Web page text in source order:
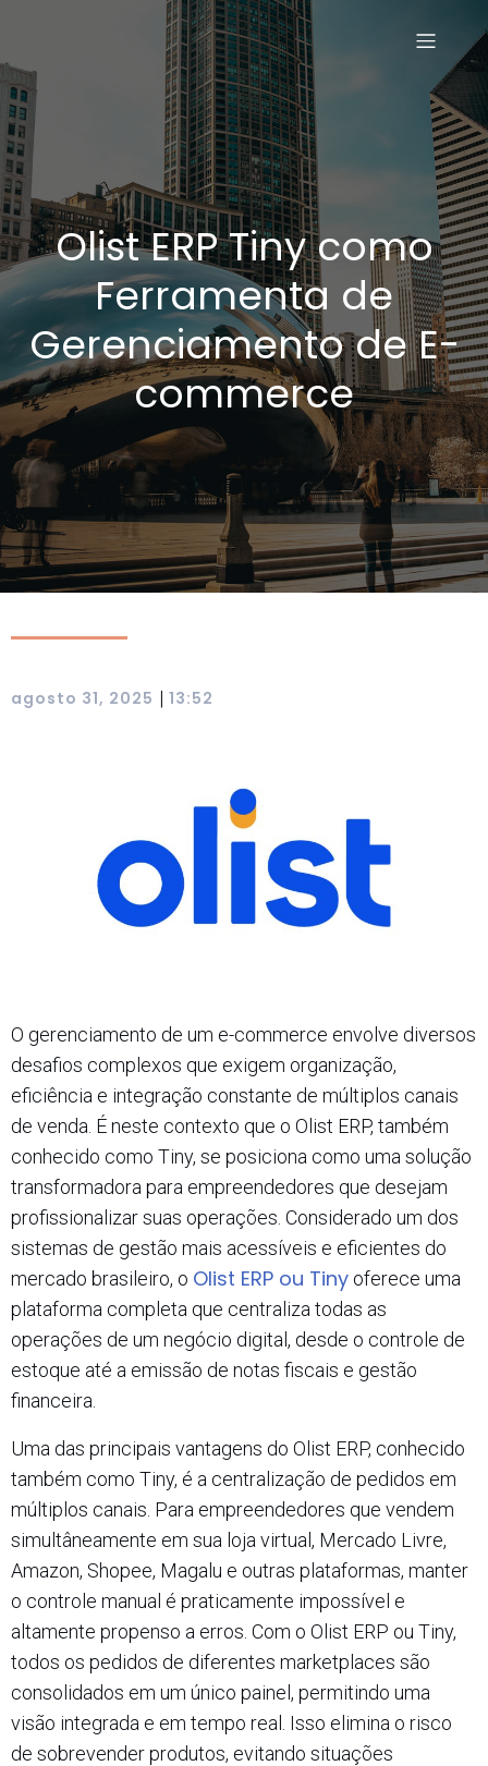
Olist ERP Tiny como
Ferramenta de
Gerenciamento de E-
commerce
agosto 31, 2025 | 13:52
O gerenciamento de um e-commerce envolve diversos
desafios complexos que exigem organização,
eficiência e integração constante de múltiplos canais
de venda. É neste contexto que o Olist ERP, também
conhecido como Tiny, se posiciona como uma solução
transformadora para empreendedores que desejam
profissionalizar suas operações. Considerado um dos
sistemas de gestão mais acessíveis e eficientes do
mercado brasileiro, o Olist ERP ou Tiny oferece uma
plataforma completa que centraliza todas as
operações de um negócio digital, desde o controle de
estoque até a emissão de notas fiscais e gestão
financeira.​
Uma das principais vantagens do Olist ERP, conhecido
também como Tiny, é a centralização de pedidos em
múltiplos canais. Para empreendedores que vendem
simultâneamente em sua loja virtual, Mercado Livre,
Amazon, Shopee, Magalu e outras plataformas, manter
o controle manual é praticamente impossível e
altamente propenso a erros. Com o Olist ERP ou Tiny,
todos os pedidos de diferentes marketplaces são
consolidados em um único painel, permitindo uma
visão integrada e em tempo real. Isso elimina o risco
de sobrevender produtos, evitando situações